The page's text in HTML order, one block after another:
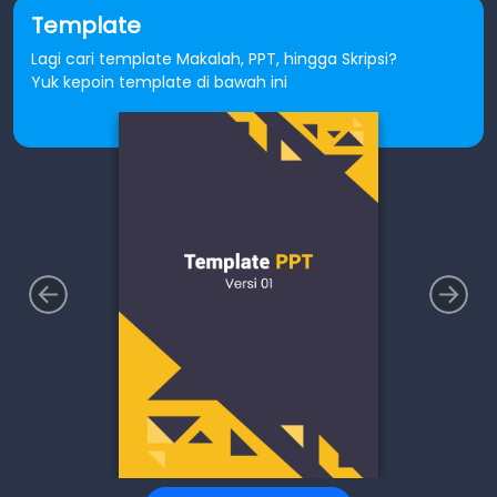
Template
Lagi cari template Makalah, PPT, hingga Skripsi?
Yuk kepoin template di bawah ini